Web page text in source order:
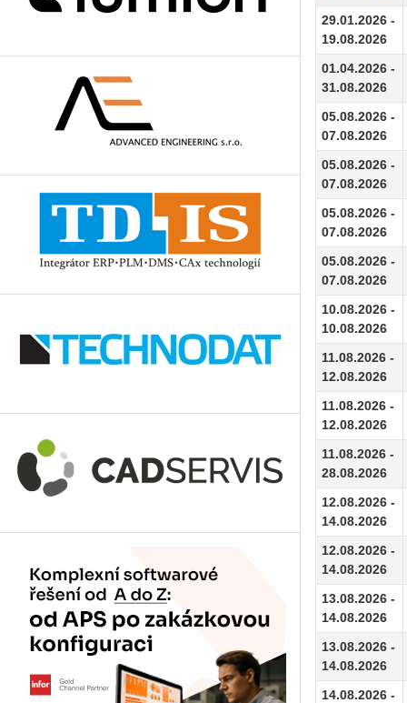
29.01.2026 -
19.08.2026
01.04.2026 -
31.08.2026
05.08.2026 -
07.08.2026
05.08.2026 -
07.08.2026
05.08.2026 -
07.08.2026
05.08.2026 -
07.08.2026
10.08.2026 -
10.08.2026
11.08.2026 -
12.08.2026
11.08.2026 -
12.08.2026
11.08.2026 -
28.08.2026
12.08.2026 -
14.08.2026
12.08.2026 -
14.08.2026
13.08.2026 -
14.08.2026
13.08.2026 -
14.08.2026
14.08.2026 -